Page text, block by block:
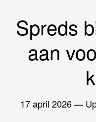
Spreds
aan
17 april 2026—